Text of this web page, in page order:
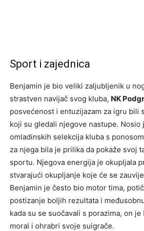
Sport i zajednica
Benjamin je bio veliki zaljubljenik u
strastven navijač svog kluba, NK
posvećenost i entuzijazam za igru bili
koji su gledali njegove nastupe. Nosio
omladinskih selekcija kluba s
za njega bila je prilika da pokaže svoj
sportu. Njegova energija je okupljala
stvarajući okupljanje koje će se
Benjamin je često bio motor tima,
postizanje boljih rezultata i
kada su se suočavali s porazima, on
moral i ohrabri svoje suigrače.